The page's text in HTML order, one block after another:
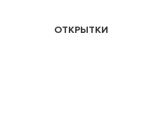
ОТКРЫТКИ